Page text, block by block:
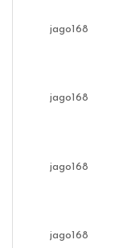
jago168
jago168
jago168
jago168